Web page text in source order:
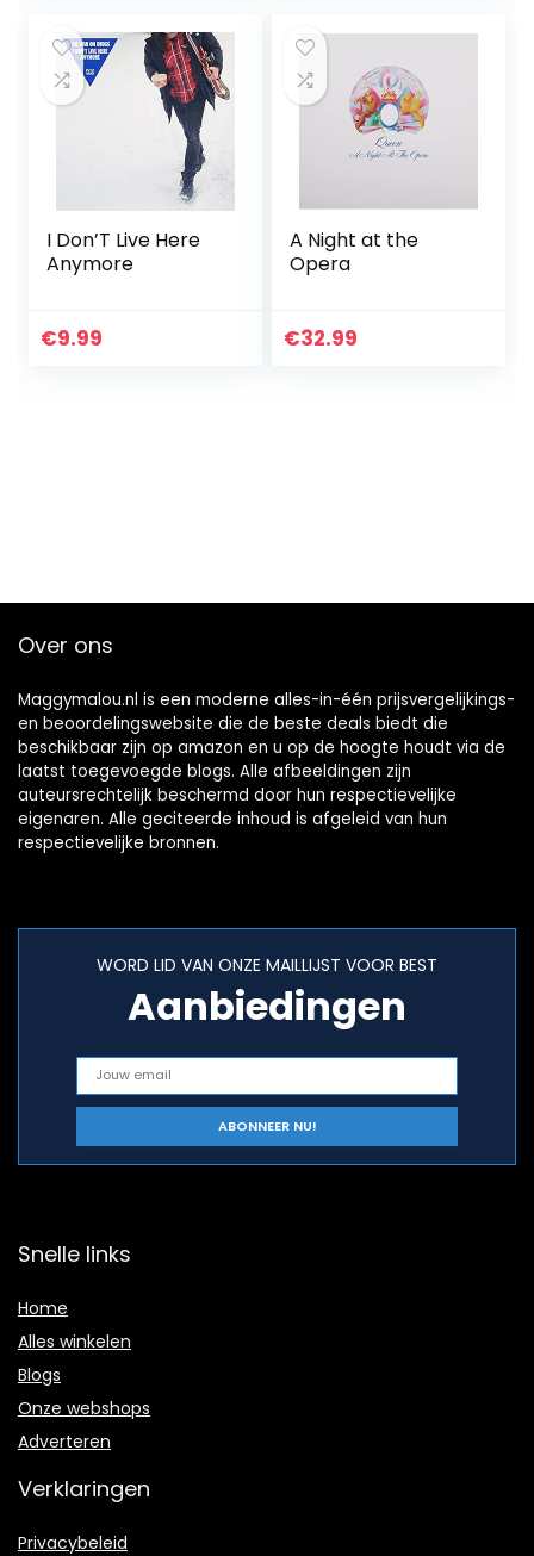
I Don’T Live Here
Anymore
€9.99
A Night at the
Opera
€32.99
Over ons
Maggymalou.nl is een moderne alles-in-één prijsvergelijkings-
en beoordelingswebsite die de beste deals biedt die
beschikbaar zijn op amazon en u op de hoogte houdt via de
laatst toegevoegde blogs. Alle afbeeldingen zijn
auteursrechtelijk beschermd door hun respectievelijke
eigenaren. Alle geciteerde inhoud is afgeleid van hun
respectievelijke bronnen.
WORD LID VAN ONZE MAILLIJST VOOR BEST
Aanbiedingen
Snelle links
Home
Alles winkelen
Blogs
Onze webshops
Adverteren
Verklaringen
Privacybeleid